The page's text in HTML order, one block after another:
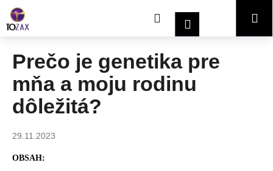
obsah
HľadaťPrihlásenieNákupný
Prečo je genetika pre
mňa a moju rodinu
dôležitá?
29.11.2023
OBSAH:
o
Č
o
p
o
t
e